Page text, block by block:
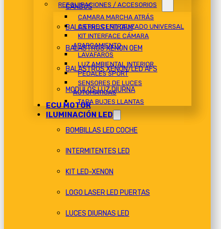
REEQUIPACIONES / ACCESORIOS
CAMARA MARCHA ATRÁS
CIERRE CENTRALIZADO UNIVERSAL
KIT INTERFACE CÁMARA
APARCAMIENTO
LAVAFAROS
LUZ AMBIENTAL INTERIOR
PEDALES SPORT
SENSORES DE LUCES
AUTOMATICAS
TAPA BUJES LLANTAS
CANBUS
BALASTROS LED OEM
BALASTROS XENON OEM
BALASTROS XENON/LED AFS
MODULOS LUZ DIURNA
ECU MOTOR
ILUMINACIÓN LED
BOMBILLAS LED COCHE
INTERMITENTES LED
KIT LED-XENON
LOGO LASER LED PUERTAS
LUCES DIURNAS LED